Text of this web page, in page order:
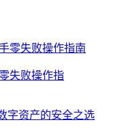
失败操作指